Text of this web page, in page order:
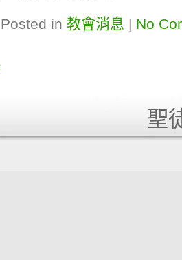
Posted in 教會消息 | No
聖